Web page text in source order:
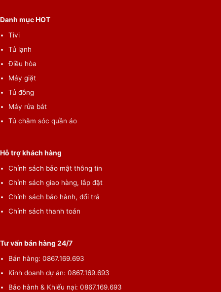
Danh mục HOT
Tivi
Tủ lạnh
Điều hòa
Máy giặt
Tủ đông
Máy rửa bát
Tủ chăm sóc quần áo
Hỗ trợ khách hàng
Chính sách bảo mật thông tin
Chính sách giao hàng, lắp đặt
Chính sách bảo hành, đổi trả
Chính sách thanh toán
Tư vấn bán hàng 24/7
Bán hàng: 0867.169.693
Kinh doanh dự án: 0867.169.693
Bảo hành & Khiếu nại: 0867.169.693